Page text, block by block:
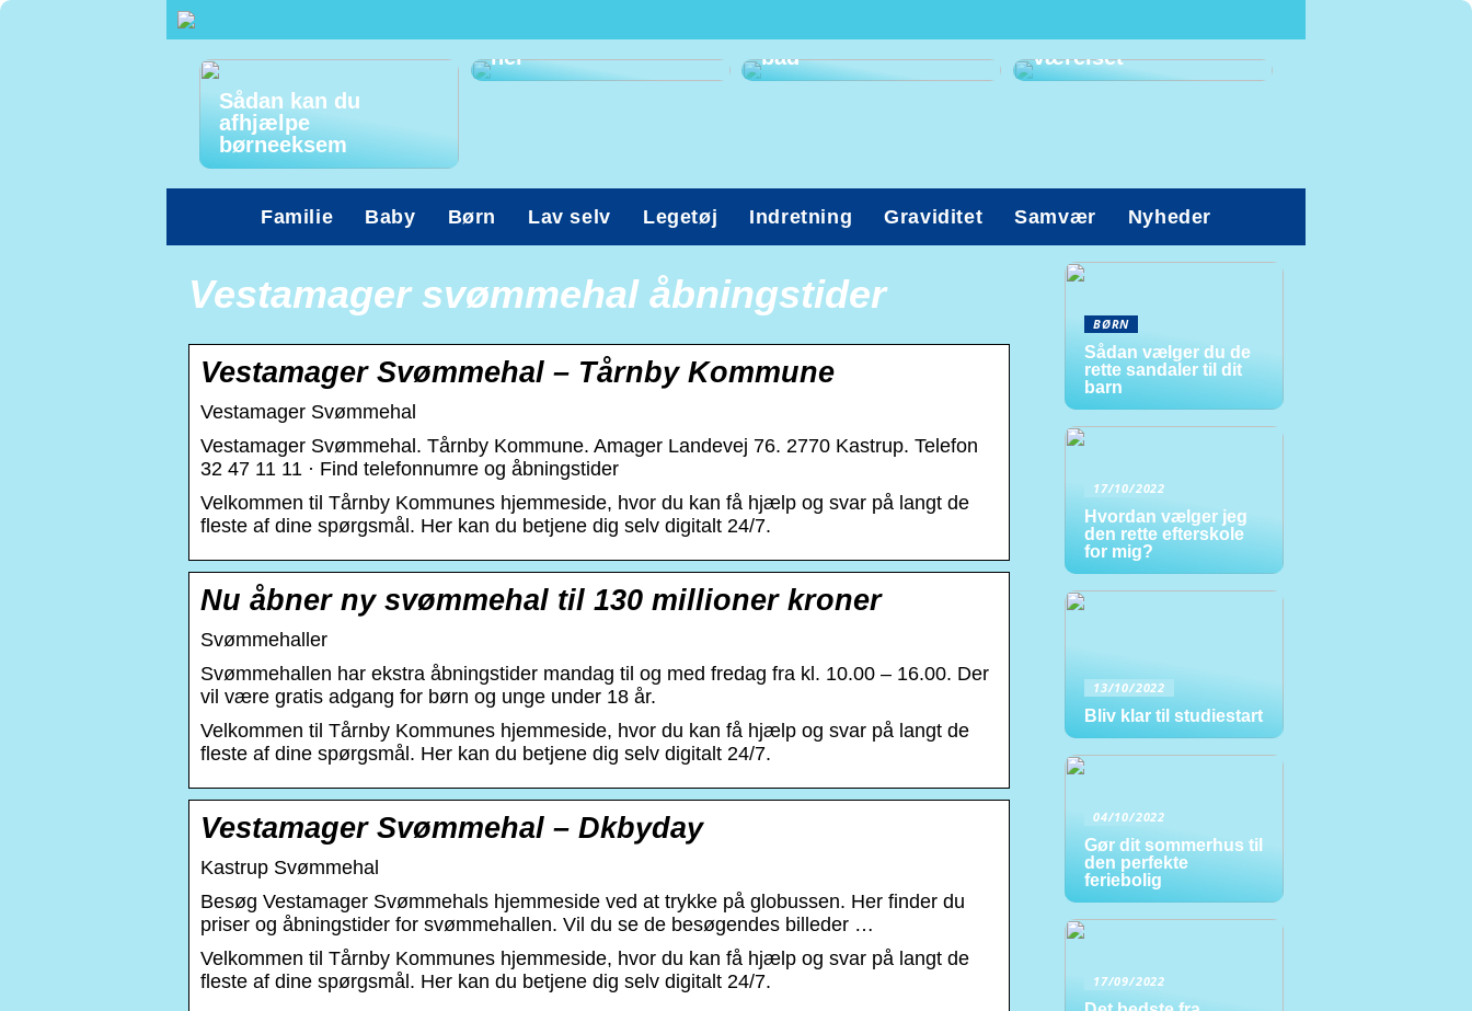
Sådan kan du
afhjælpe
børneeksem
tandlæge? Kig med
her
Ohøj! Det er tid til
bad
arbejdsstilling på
værelset
Familie Baby Børn Lav selv Legetøj Indretning Graviditet Samvær Nyheder
Vestamager svømmehal åbningstider
Vestamager Svømmehal – Tårnby Kommune
Vestamager Svømmehal
Vestamager Svømmehal. Tårnby Kommune. Amager Landevej 76. 2770 Kastrup. Telefon
32 47 11 11 · Find telefonnumre og åbningstider
Velkommen til Tårnby Kommunes hjemmeside, hvor du kan få hjælp og svar på langt de
fleste af dine spørgsmål. Her kan du betjene dig selv digitalt 24/7.
Nu åbner ny svømmehal til 130 millioner kroner
Svømmehaller
Svømmehallen har ekstra åbningstider mandag til og med fredag fra kl. 10.00 – 16.00. Der
vil være gratis adgang for børn og unge under 18 år.
Velkommen til Tårnby Kommunes hjemmeside, hvor du kan få hjælp og svar på langt de
fleste af dine spørgsmål. Her kan du betjene dig selv digitalt 24/7.
Vestamager Svømmehal – Dkbyday
Kastrup Svømmehal
Besøg Vestamager Svømmehals hjemmeside ved at trykke på globussen. Her finder du
priser og åbningstider for svømmehallen. Vil du se de besøgendes billeder …
Velkommen til Tårnby Kommunes hjemmeside, hvor du kan få hjælp og svar på langt de
fleste af dine spørgsmål. Her kan du betjene dig selv digitalt 24/7.
BØRN
Sådan vælger du de
rette sandaler til dit
barn
17/10/2022
Hvordan vælger jeg
den rette efterskole
for mig?
13/10/2022
Bliv klar til studiestart
04/10/2022
Gør dit sommerhus til
den perfekte
feriebolig
17/09/2022